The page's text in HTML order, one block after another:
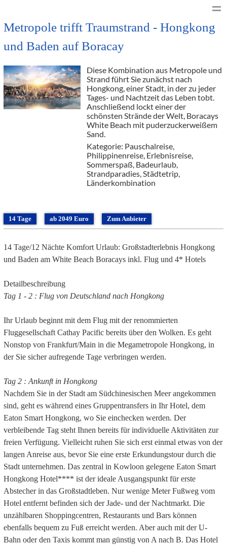
Metropole trifft Traumstrand - Hongkong
und Baden auf Boracay
Diese Kombination aus Metropole und
Strand führt Sie zunächst nach
Hongkong, einer Stadt, in der zu jeder
Tages- und Nachtzeit das Leben tobt.
Anschließend lockt einer der
schönsten Strände der Welt, Boracays
White Beach mit puderzuckerweißem
Sand.
Kategorie: Pauschalreise,
Philippinenreise, Erlebnisreise,
Sommerspaß, Badeurlaub,
Strandparadies, Städtetrip,
Länderkombination
14 Tage ab 2049 Euro Zum Anbieter
14 Tage/12 Nächte Komfort Urlaub: Großstadterlebnis Hongkong
und Baden am White Beach Boracays inkl. Flug und 4* Hotels
Detailbeschreibung
Tag 1 - 2 : Flug von Deutschland nach Hongkong
Ihr Urlaub beginnt mit dem Flug mit der renommierten
Fluggesellschaft Cathay Pacific bereits über den Wolken. Es geht
Nonstop von Frankfurt/Main in die Megametropole Hongkong, in
der Sie sicher aufregende Tage verbringen werden.
Tag 2 : Ankunft in Hongkong
Nachdem Sie in der Stadt am Südchinesischen Meer angekommen
sind, geht es während eines Gruppentransfers in Ihr Hotel, dem
Eaton Smart Hongkong, wo Sie einchecken werden. Der
verbleibende Tag steht Ihnen bereits für individuelle Aktivitäten zur
freien Verfügung. Vielleicht ruhen Sie sich erst einmal etwas von der
langen Anreise aus, bevor Sie eine erste Erkundungstour durch die
Stadt unternehmen. Das zentral in Kowloon gelegene Eaton Smart
Hongkong Hotel**** ist der ideale Ausgangspunkt für erste
Abstecher in das Großstadtleben. Nur wenige Meter Fußweg vom
Hotel entfernt befinden sich der Jade- und der Nachtmarkt. Die
unzählbaren Shoppingcentren, Restaurants und Bars können
ebenfalls bequem zu Fuß erreicht werden. Aber auch mit der U-
Bahn oder den Taxis kommt man günstig von A nach B. Das Hotel